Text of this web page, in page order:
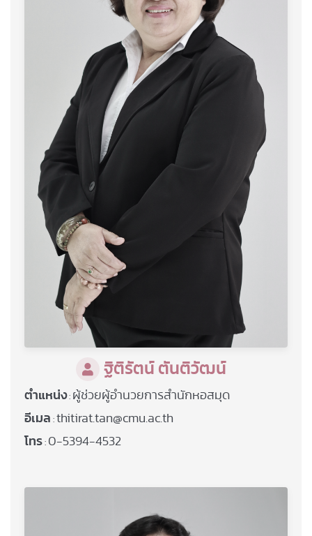
ฐิติรัตน์ ตันติวัฒน์
ตำแหน่ง: ผู้ช่วยผู้อำนวยการสำนักหอสมุด
อีเมล : thitirat.tan@cmu.ac.th
โทร : 0-5394-4532